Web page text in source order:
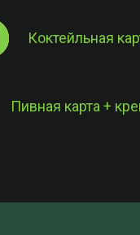
Коктейльная
Пивная карта +